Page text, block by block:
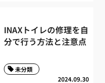
INAXトイレの修理を自
分で行う方法と注意点
2024.09.30
未分類